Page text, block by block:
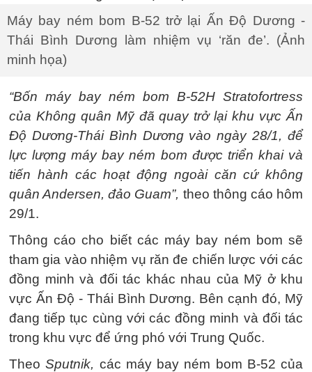
Máy bay ném bom B-52 trở lại Ấn Độ Dương -
Thái Bình Dương làm nhiệm vụ ‘răn đe’. (Ảnh
minh họa)
“Bốn máy bay ném bom B-52H Stratofortress
của Không quân Mỹ đã quay trở lại khu vực Ấn
Độ Dương-Thái Bình Dương vào ngày 28/1, để
lực lượng máy bay ném bom được triển khai và
tiến hành các hoạt động ngoài căn cứ không
quân Andersen, đảo Guam”, theo thông cáo hôm
29/1.
Thông cáo cho biết các máy bay ném bom sẽ
tham gia vào nhiệm vụ răn đe chiến lược với các
đồng minh và đối tác khác nhau của Mỹ ở khu
vực Ấn Độ - Thái Bình Dương. Bên cạnh đó, Mỹ
đang tiếp tục cùng với các đồng minh và đối tác
trong khu vực để ứng phó với Trung Quốc.
TheoSputnik, các máy bay ném bom B-52 của